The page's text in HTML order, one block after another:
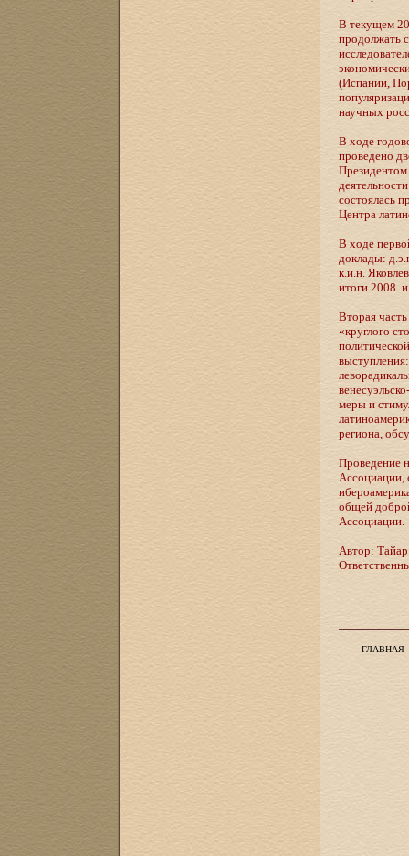
В текущем
продолжать
(Испании,
научных
В ходе
проведено
состоялась
Центра
В ходе
доклады:
к.и.н.
итоги 2008
Вторая
«круглого
меры и
региона,
Проведение
Ассоциации,
общей
Ассоциации.
Автор:
ГЛАВНАЯ